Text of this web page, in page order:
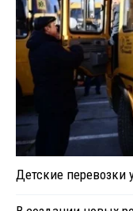
Детские перевозки